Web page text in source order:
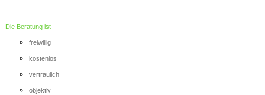
Die Beratung ist
freiwillig
kostenlos
vertraulich
objektiv